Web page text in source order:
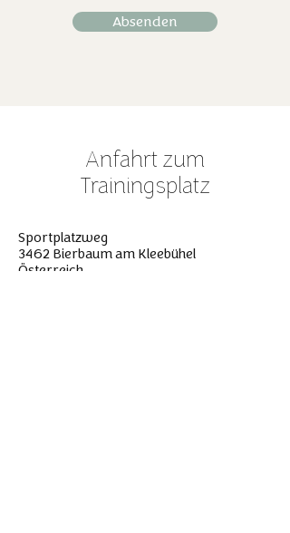
Absenden
Anfahrt zum
Trainingsplatz
Sportplatzweg
3462 Bierbaum am Kleebühel
Österreich